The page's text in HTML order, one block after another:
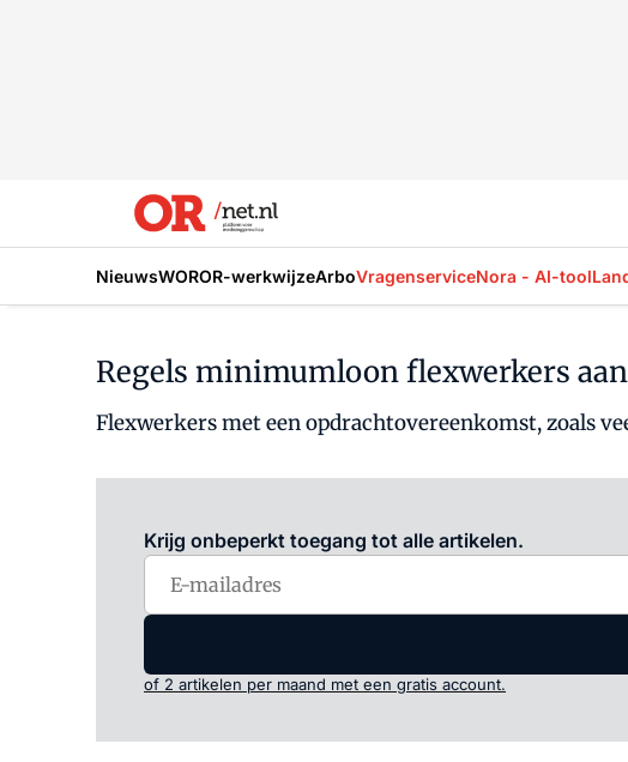
NieuwsWOROR-werkwijzeArboVragenserviceNora - AI-tool
Regels minimumloon flexwerkers
Flexwerkers met een opdrachtovereenkomst, zoals
Krijg onbeperkt toegang tot alle artikelen.
of 2 artikelen per maand met een gratis account.